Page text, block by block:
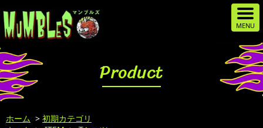
Product
ホーム > 初期カテゴリ